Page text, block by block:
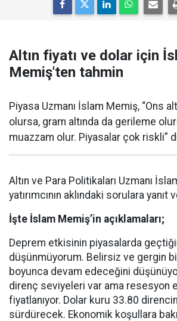
Altın fiyatı ve dolar için
Memiş'ten tahmin
Piyasa Uzmanı İslam Memiş, “Ons
olursa, gram altında da gerileme
muazzam olur. Piyasalar çok riskli”
Altın ve Para Politikaları Uzmanı
yatırımcının aklındaki sorulara yanıt
İşte İslam Memiş’in açıklamaları;
Deprem etkisinin piyasalarda
düşünmüyorum. Belirsiz ve gergin
boyunca devam edeceğini
direnç seviyeleri var ama resesyon
fiyatlanıyor. Dolar kuru 33.80
sürdürecek. Ekonomik koşullara